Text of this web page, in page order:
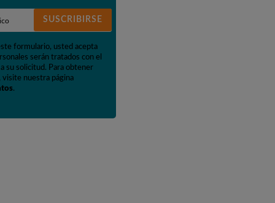
SUSCRIBIRSE
formulario, usted acepta
serán tratados con el
su solicitud. Para obtener
visite nuestra página
.